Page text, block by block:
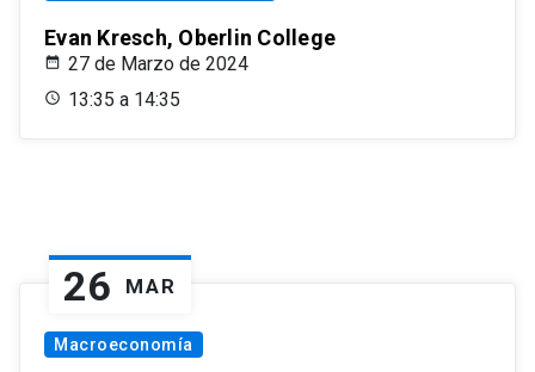
Evan Kresch, Oberlin College
27 de Marzo de 2024
13:35 a 14:35
26 MAR
Macroeconomía